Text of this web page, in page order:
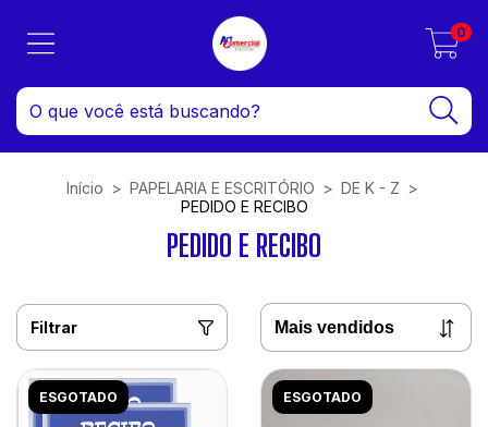
0
Início > PAPELARIA E ESCRITÓRIO > DE K - Z >
PEDIDO E RECIBO
PEDIDO E RECIBO
Filtrar
ESGOTADO ESGOTADO